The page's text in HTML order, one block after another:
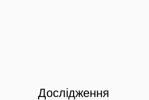
Дослідження